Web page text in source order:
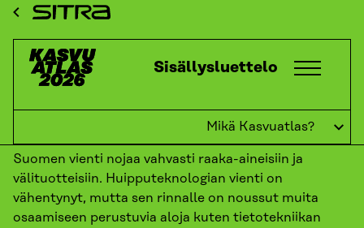
Siirry
sisältöön
Sitra
Kasvuatlas
Mikä Kasvuatlas?
Sisällysluettelo
ETUSIVU KASVUATLAS
Paluu menneisyyteen?
Suomen vienti nojaa vahvasti raaka-aineisiin ja
välituotteisiin. Huipputeknologian vienti on
vähentynyt, mutta sen rinnalle on noussut muita
osaamiseen perustuvia aloja kuten tietotekniikan